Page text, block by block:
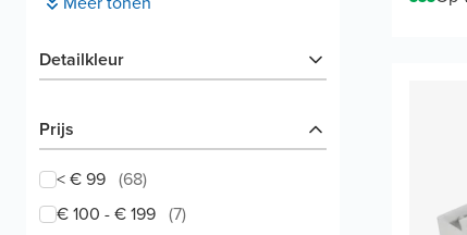
Detailkleur
Prijs
< € 99 (68)
€ 100 - € 199 (7)